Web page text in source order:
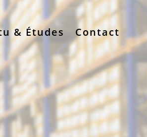
& Études Contact
ERP